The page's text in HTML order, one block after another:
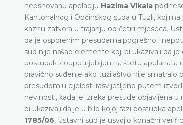
neosnovanu apelaciju Hazima Vikala
Kantonalnog i Općinskog suda u Tuzli,
kaznu zatvora u trajanju od četiri mjeseca.
da je osporenim presudama pogrešno i
sud nije našao elemente koji bi ukazivali da
postupak zloupotrijebljen na štetu apelanata
pravično suđenje ako tužilaštvo nije
presudom u cijelosti rasvijetljeno putem
nevinosti, kada je izreka presude objavljena
bi ukazivali da je u bilo kojoj fazi postupka
1785/06, Ustavni sud je usvojio konačni